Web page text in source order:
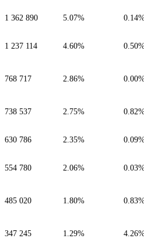
1 362 890 5.07%
1 237 114 4.60%
768 717 2.86%
738 537 2.75%
630 786 2.35%
554 780 2.06%
485 020 1.80%
347 245 1.29%